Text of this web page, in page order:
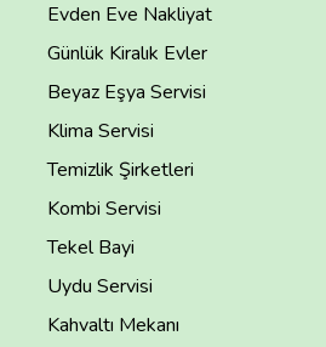
Evden Eve Nakliyat
Günlük Kiralık Evler
Beyaz Eşya Servisi
Klima Servisi
Temizlik Şirketleri
Kombi Servisi
Tekel Bayi
Uydu Servisi
Kahvaltı Mekanı